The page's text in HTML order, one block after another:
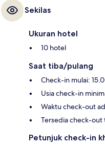
Sekilas
Ukuran hotel
10 hotel
Saat tiba/pulang
Check-in mulai:
Usia check-in
Waktu check-out
Tersedia check-out
Petunjuk check-in